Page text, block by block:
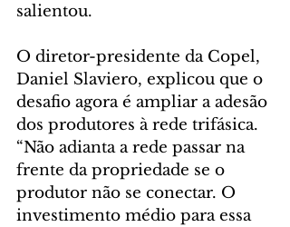
salientou.
O diretor-presidente da Copel,
Daniel Slaviero, explicou que o
desafio agora é ampliar a adesão
dos produtores à rede trifásica.
“Não adianta a rede passar na
frente da propriedade se o
produtor não se conectar. O
investimento médio para essa